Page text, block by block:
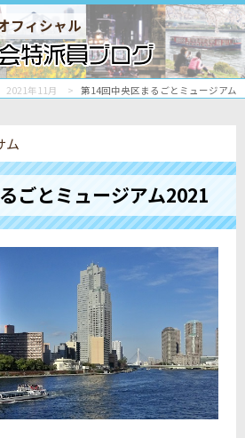
フィシャル
2021年11月 第14回中央区まるごとミュージアム
ム
ごとミュージアム2021